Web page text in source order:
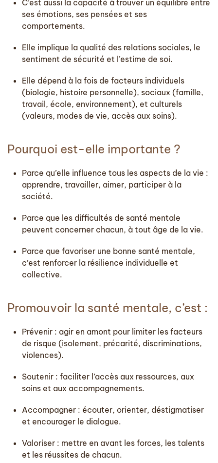
C’est aussi la capacité à trouver un équilibre entre
ses émotions, ses pensées et ses
comportements.
Elle implique la qualité des relations sociales, le
sentiment de sécurité et l’estime de soi.
Elle dépend à la fois de facteurs individuels
(biologie, histoire personnelle), sociaux (famille,
travail, école, environnement), et culturels
(valeurs, modes de vie, accès aux soins).
Pourquoi est-elle importante ?
Parce qu’elle influence tous les aspects de la vie :
apprendre, travailler, aimer, participer à la
société.
Parce que les difficultés de santé mentale
peuvent concerner chacun, à tout âge de la vie.
Parce que favoriser une bonne santé mentale,
c’est renforcer la résilience individuelle et
collective.
Promouvoir la santé mentale, c’est :
Prévenir : agir en amont pour limiter les facteurs
de risque (isolement, précarité, discriminations,
violences).
Soutenir : faciliter l’accès aux ressources, aux
soins et aux accompagnements.
Accompagner : écouter, orienter, déstigmatiser
et encourager le dialogue.
Valoriser : mettre en avant les forces, les talents
et les réussites de chacun.